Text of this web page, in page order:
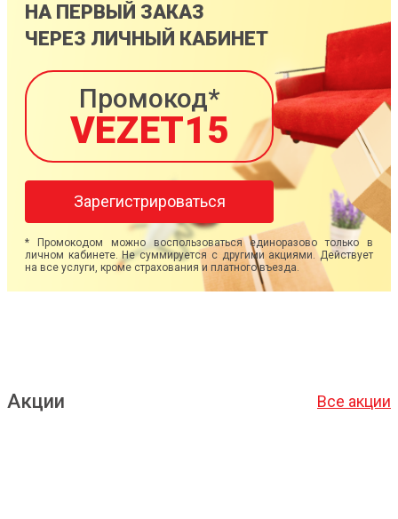
НА ПЕРВЫЙ ЗАКАЗ
ЧЕРЕЗ ЛИЧНЫЙ КАБИНЕТ
Промокод*
VEZET15
Зарегистрироваться
* Промокодом можно воспользоваться единоразово только в
личном кабинете. Не суммируется с другими акциями. Действует
на все услуги, кроме страхования и платного въезда.
Акции Все акции